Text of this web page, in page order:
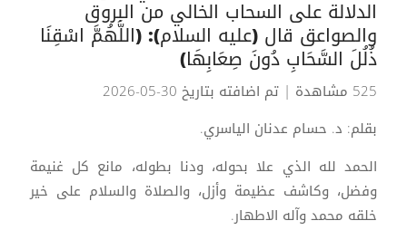
الدلالة على السحاب الخالي من البروق
والصواعق قال (عليه السلام): (اللَّهُمَّ اسْقِنَا
ذُلُلَ السَّحَابِ دُونَ صِعَابِهَا)
525 مشاهدة
| تم اضافته بتاريخ 30-05-2026
​بقلم: د. حسام عدنان الياسري.
الحمد لله الذي علا بحوله، ودنا بطوله، مانع كل غنيمة
وفضل، وكاشف عظيمة وأزل، والصلاة والسلام على خير
خلقه محمد وآله الاطهار.